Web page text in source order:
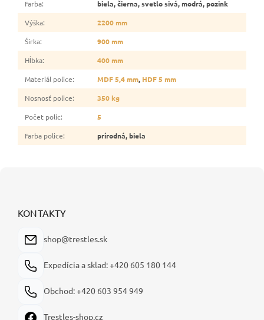
Farba:
biela, čierna, svetlo sivá, modrá, pozink
Výška:
2200 mm
Šírka:
900 mm
Hĺbka:
400 mm
Materiál police: MDF 5,4 mm, HDF 5 mm
Nosnosť police:
350 kg
Počet políc:
5
Farba police: prírodná, biela
KONTAKTY
shop@trestles.sk
Expedícia a sklad: +420 605 180 144
Obchod: +420 603 954 949
Trestles-shop.cz